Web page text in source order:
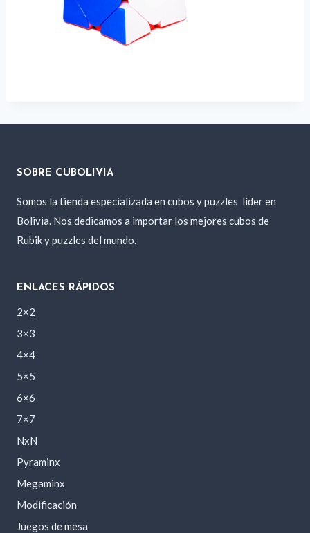
SOBRE CUBOLIVIA
Somos la tienda especializada en cubos y puzzles líder en
Bolivia. Nos dedicamos a importar los mejores cubos de
Rubik y puzzles del mundo.
ENLACES RÁPIDOS
2×2
3×3
4×4
5×5
6×6
7×7
NxN
Pyraminx
Megaminx
Modificación
Juegos de mesa